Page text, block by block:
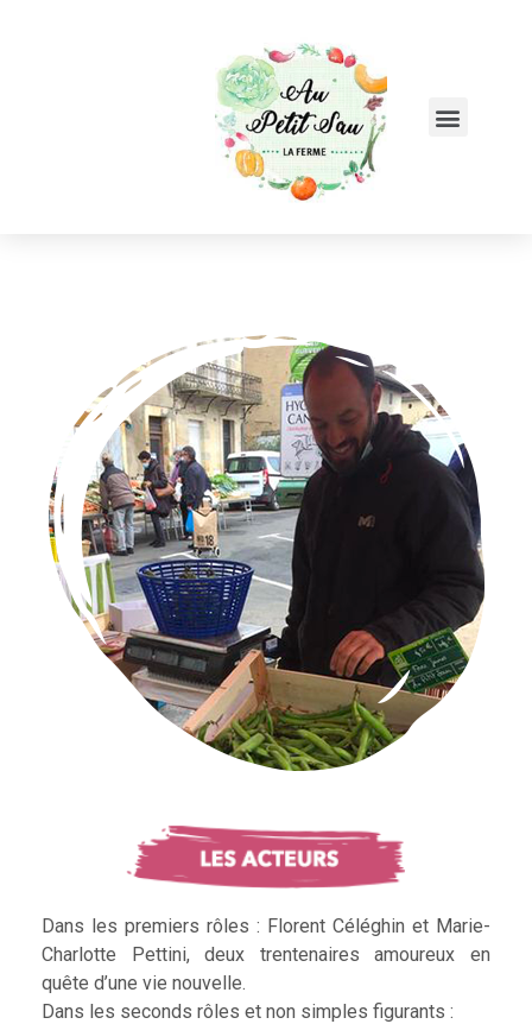
Dans les premiers rôles : Florent Céléghin et Marie-
Charlotte Pettini, deux trentenaires amoureux en
quête d’une vie nouvelle.
Dans les seconds rôles et non simples figurants :